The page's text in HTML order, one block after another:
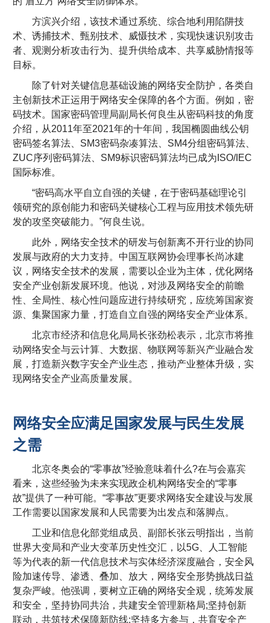
方滨兴介绍，该技术通过系统、综合地利用陷阱技
术、诱捕技术、甄别技术、威慑技术，实现快速识别攻击
者、观测分析攻击行为、提升供给成本、共享威胁情报等
目标。
除了针对关键信息基础设施的网络安全防护，各类自
主创新技术正运用于网络安全保障的各个方面。例如，密
码技术。国家密码管理局副局长何良生从密码科技的角度
介绍，从2011年至2021年的十年间，我国椭圆曲线公钥
密码签名算法、SM3密码杂凑算法、SM4分组密码算法、
ZUC序列密码算法、SM9标识密码算法均已成为ISO/IEC
国际标准。
“密码高水平自立自强的关键，在于密码基础理论引
领研究的原创能力和密码关键核心工程与应用技术领先研
发的攻坚突破能力。”何良生说。
此外，网络安全技术的研发与创新离不开行业的协同
发展与政府的大力支持。中国互联网协会理事长尚冰建
议，网络安全技术的发展，需要以企业为主体，优化网络
安全产业创新发展环境。他说，对涉及网络安全的前瞻
性、全局性、核心性问题应进行持续研究，应统筹国家资
源、集聚国家力量，打造自立自强的网络安全产业体系。
北京市经济和信息化局局长张劲松表示，北京市将推
动网络安全与云计算、大数据、物联网等新兴产业融合发
展，打造新兴数字安全产业生态，推动产业整体升级，实
现网络安全产业高质量发展。
网络安全应满足国家发展与民生发展
之需
北京冬奥会的“零事故”经验意味着什么?在与会嘉宾
看来，这些经验为未来实现政企机构网络安全的“零事
故”提供了一种可能。“零事故”更要求网络安全建设与发展
工作需要以国家发展和人民需要为出发点和落脚点。
工业和信息化部党组成员、副部长张云明指出，当前
世界大变局和产业大变革历史性交汇，以5G、人工智能
等为代表的新一代信息技术与实体经济深度融合，安全风
险加速传导、渗透、叠加、放大，网络安全形势挑战日益
复杂严峻。他强调，要树立正确的网络安全观，统筹发展
和安全，坚持协同共治，共建安全管理新格局;坚持创新
联动，共筑技术保障新防线;坚持多方参与，共育安全产